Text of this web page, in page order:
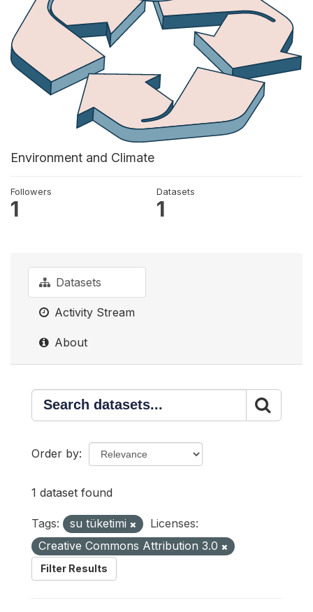
Environment and Climate
Followers
1
Datasets
1
Datasets
Activity Stream
About
Order by
1 dataset found
Tags: su tüketimi
Licenses:
Creative Commons Attribution 3.0
Filter Results